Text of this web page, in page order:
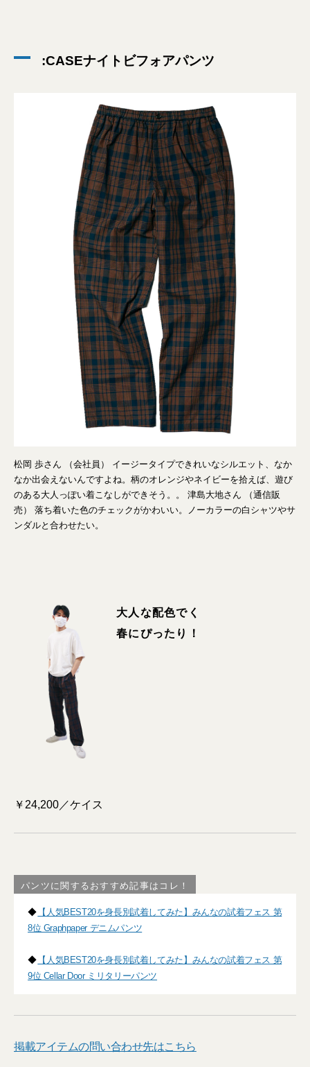
:CASEナイトビフォアパンツ
松岡 歩さん （会社員） イージータイプできれいなシルエット、なか
なか出会えないんですよね。柄のオレンジやネイビーを拾えば、遊び
のある大人っぽい着こなしができそう。。 津島大地さん （通信販
売） 落ち着いた色のチェックがかわいい。ノーカラーの白シャツやサ
ンダルと合わせたい。
大人な配色でく
春にぴったり！
￥24,200／ケイス
パンツに関するおすすめ記事はコレ！
◆ 【人気BEST20を身長別試着してみた】みんなの試着フェス 第
8位 Graphpaper デニムパンツ
◆ 【人気BEST20を身長別試着してみた】みんなの試着フェス 第
9位 Cellar Door ミリタリーパンツ
掲載アイテムの問い合わせ先はこちら